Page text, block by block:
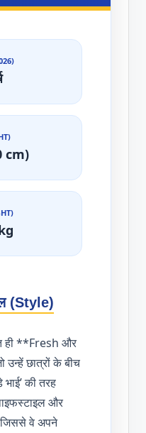
cm)
(Style)
ही **Fresh और
छात्रों के बीच
भाई’ की तरह
और
जिससे वे अपने